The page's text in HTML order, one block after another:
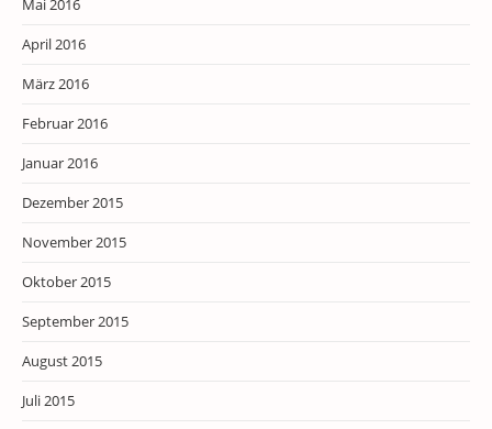
Mai 2016
April 2016
März 2016
Februar 2016
Januar 2016
Dezember 2015
November 2015
Oktober 2015
September 2015
August 2015
Juli 2015